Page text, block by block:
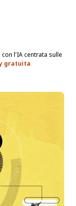
l'IA centrata sulle
gratuita